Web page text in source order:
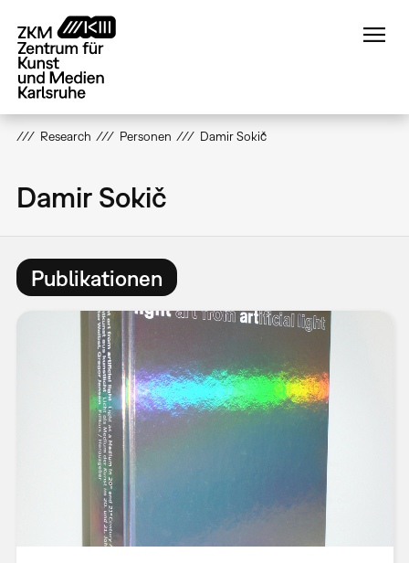
zum
Inhalt
Research Personen Damir Sokič
Damir Sokič
Publikationen